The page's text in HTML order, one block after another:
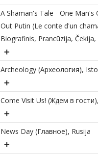
A Shaman's Tale - One Man's
Out Putin (Le conte d'un
Biografinis, Prancūzija, Čekija,
Archeology (Археология),
Come Visit Us! (Ждем в
News Day (Главное), Rusija